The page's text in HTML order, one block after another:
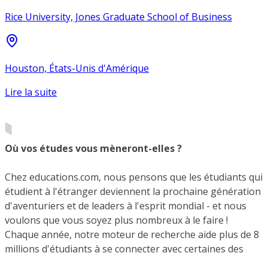
Rice University, Jones Graduate School of Business
Houston, États-Unis d'Amérique
Lire la suite
Où vos études vous mèneront-elles ?
Chez educations.com, nous pensons que les étudiants qui
étudient à l'étranger deviennent la prochaine génération
d'aventuriers et de leaders à l'esprit mondial - et nous
voulons que vous soyez plus nombreux à le faire !
Chaque année, notre moteur de recherche aide plus de 8
millions d'étudiants à se connecter avec certaines des